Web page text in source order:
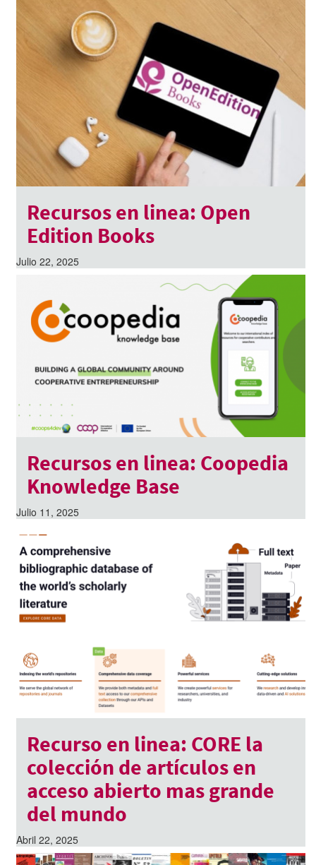
Recursos en linea: Open
Edition Books
Julio 22, 2025
Recursos en linea: Coopedia
Knowledge Base
Julio 11, 2025
Recurso en linea: CORE la
colección de artículos en
acceso abierto mas grande
del mundo
Abril 22, 2025